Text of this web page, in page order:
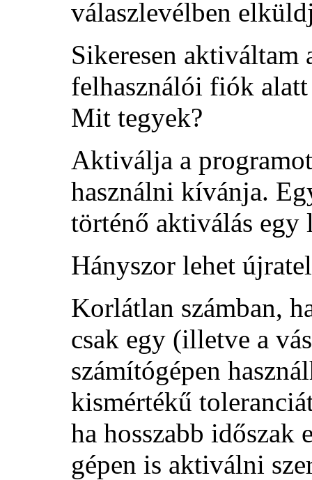
válaszlevélben
Sikeresen aktiváltam
felhasználói fiók
Mit tegyek?
Aktiválja a
használni kívánja.
történő aktiválás egy
Hányszor lehet
Korlátlan számban,
csak egy (illetve a
számítógépen
kismértékű
ha hosszabb időszak
gépen is aktiválni